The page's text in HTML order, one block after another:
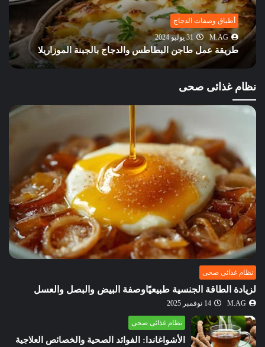
أطباق وصفات الدجاج
M.AG
31 يوليو 2024
طريقة عمل طاجن البطاطس والدجاج بالجبنة الموزاريلا
نظام غذائى صحى
نظام غذائى صحى
لزيادة الطاقة الجنسية طبيعيًاوصفة البيض والبصل والعسل
M.AG 14 نوفمبر 2025
نظام غذائى صحى
الأشواغاندا: الفوائد الصحية والخصائص العلاجية